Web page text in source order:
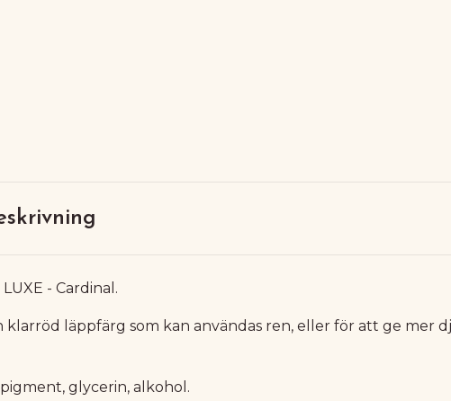
- Cardinal.
klarröd läppfärg som kan användas ren, eller för att ge mer
glycerin, alkohol.